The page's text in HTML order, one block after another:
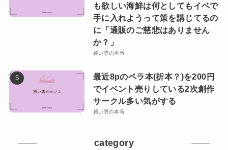
も欲しい海鮮は何としてもイベで
手に入れようって策を講じてるの
に「通販のご慈悲はありません
か？」
買い専の本音
最近8pのペラ本(折本？)を200円
でイベント売りしている2次創作
サークル多い気がする
買い専の本音
category